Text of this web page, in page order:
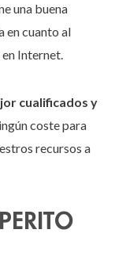
una buena
en cuanto al
Internet.
cualificados y
coste para
recursos a